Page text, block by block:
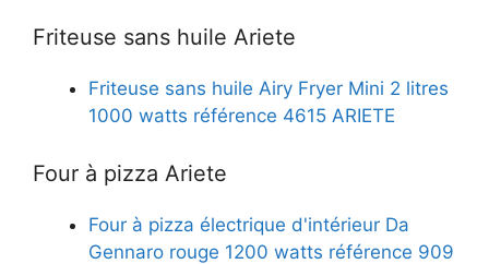
Friteuse sans huile Ariete
Friteuse sans huile Airy Fryer Mini 2 litres
1000 watts référence 4615 ARIETE
Four à pizza Ariete
Four à pizza électrique d'intérieur Da
Gennaro rouge 1200 watts référence 909